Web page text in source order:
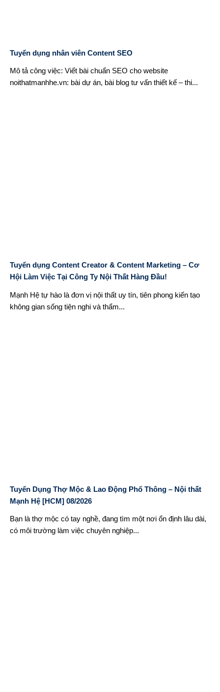
Tuyển dụng nhân viên Content SEO
Mô tả công việc: Viết bài chuẩn SEO cho website
noithatmanhhe.vn: bài dự án, bài blog tư vấn thiết kế – thi...
Tuyển dụng Content Creator & Content Marketing – Cơ
Hội Làm Việc Tại Công Ty Nội Thất Hàng Đầu!
Mạnh Hệ tự hào là đơn vị nội thất uy tín, tiên phong kiến tạo
không gian sống tiện nghi và thẩm...
Tuyển Dụng Thợ Mộc & Lao Động Phổ Thông – Nội thất
Mạnh Hệ [HCM] 08/2026
Bạn là thợ mộc có tay nghề, đang tìm một nơi ổn định lâu dài,
có môi trường làm việc chuyên nghiệp...